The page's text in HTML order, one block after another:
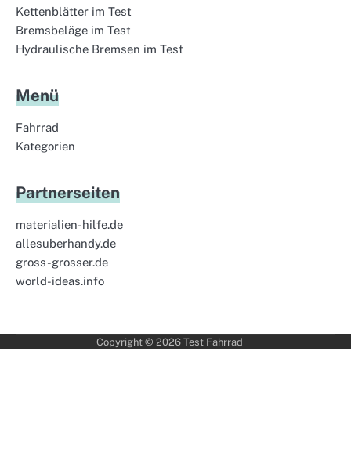
Kettenblätter im Test
Bremsbeläge im Test
Hydraulische Bremsen im Test
Menü
Fahrrad
Kategorien
Partnerseiten
materialien-hilfe.de
allesuberhandy.de
gross-grosser.de
world-ideas.info
Copyright © 2026 Test Fahrrad